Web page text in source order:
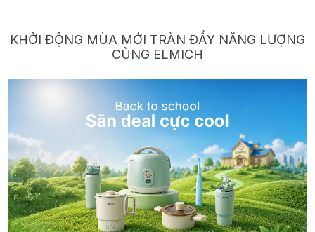
KHỞI ĐỘNG MÙA MỚI TRÀN ĐẦY NĂNG LƯỢNG
CÙNG ELMICH